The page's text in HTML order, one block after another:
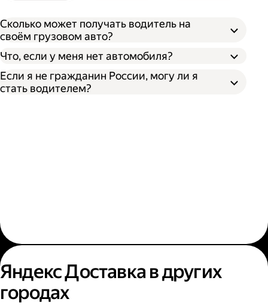
Сколько может получать водитель на
своём грузовом авто?
Что, если у меня нет автомобиля?
Если я не гражданин России, могу ли я
стать водителем?
Яндекс Доставка в других
городах